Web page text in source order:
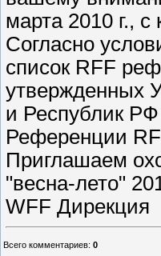
марта 2010 г.,
Согласно
список RFF
утвержденных
и Республик
Референции
Приглашаем
"весна-лето"
WFF Дирекция
Всего комментариев: 0